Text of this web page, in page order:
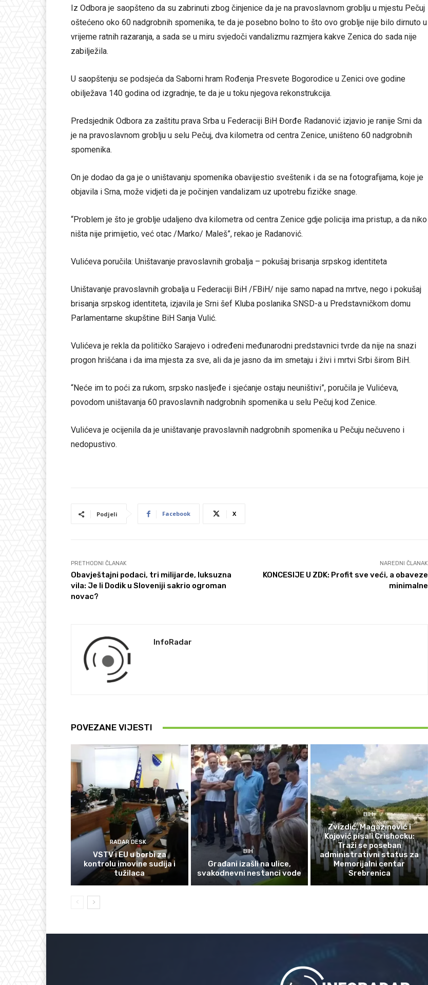
Iz Odbora je saopšteno da su zabrinuti zbog činjenice da je na pravoslavnom groblju u mjestu Pečuj
oštećeno oko 60 nadgrobnih spomenika, te da je posebno bolno to što ovo groblje nije bilo dirnuto u
vrijeme ratnih razaranja, a sada se u miru svjedoči vandalizmu razmjera kakve Zenica do sada nije
zabilježila.
U saopštenju se podsjeća da Saborni hram Rođenja Presvete Bogorodice u Zenici ove godine
obilježava 140 godina od izgradnje, te da je u toku njegova rekonstrukcija.
Predsjednik Odbora za zaštitu prava Srba u Federaciji BiH Đorđe Radanović izjavio je ranije Srni da
je na pravoslavnom groblju u selu Pečuj, dva kilometra od centra Zenice, uništeno 60 nadgrobnih
spomenika.
On je dodao da ga je o uništavanju spomenika obavijestio sveštenik i da se na fotografijama, koje je
objavila i Srna, može vidjeti da je počinjen vandalizam uz upotrebu fizičke snage.
“Problem je što je groblje udaljeno dva kilometra od centra Zenice gdje policija ima pristup, a da niko
ništa nije primijetio, već otac /Marko/ Maleš”, rekao je Radanović.
Vulićeva poručila: Uništavanje pravoslavnih grobalja – pokušaj brisanja srpskog identiteta
Uništavanje pravoslavnih grobalja u Federaciji BiH /FBiH/ nije samo napad na mrtve, nego i pokušaj
brisanja srpskog identiteta, izjavila je Srni šef Kluba poslanika SNSD-a u Predstavničkom domu
Parlamentarne skupštine BiH Sanja Vulić.
Vulićeva je rekla da političko Sarajevo i određeni međunarodni predstavnici tvrde da nije na snazi
progon hrišćana i da ima mjesta za sve, ali da je jasno da im smetaju i živi i mrtvi Srbi širom BiH.
“Neće im to poći za rukom, srpsko nasljeđe i sjećanje ostaju neuništivi”, poručila je Vulićeva,
povodom uništavanja 60 pravoslavnih nadgrobnih spomenika u selu Pečuj kod Zenice.
Vulićeva je ocijenila da je uništavanje pravoslavnih nadgrobnih spomenika u Pečuju nečuveno i
nedopustivo.
Podjeli Facebook X
PRETHODNI ČLANAK
Obavještajni podaci, tri milijarde, luksuzna
vila: Je li Dodik u Sloveniji sakrio ogroman
novac?
NAREDNI ČLANAK
KONCESIJE U ZDK: Profit sve veći, a obaveze
minimalne
InfoRadar
POVEZANE VIJESTI
RADAR DESK
VSTV i EU u borbi za
kontrolu imovine sudija i
tužilaca
BIH
Građani izašli na ulice,
svakodnevni nestanci vode
BIH
Zvizdić, Magazinović i
Kojović pisali Crishocku:
Traži se poseban
administrativni status za
Memorijalni centar
Srebrenica